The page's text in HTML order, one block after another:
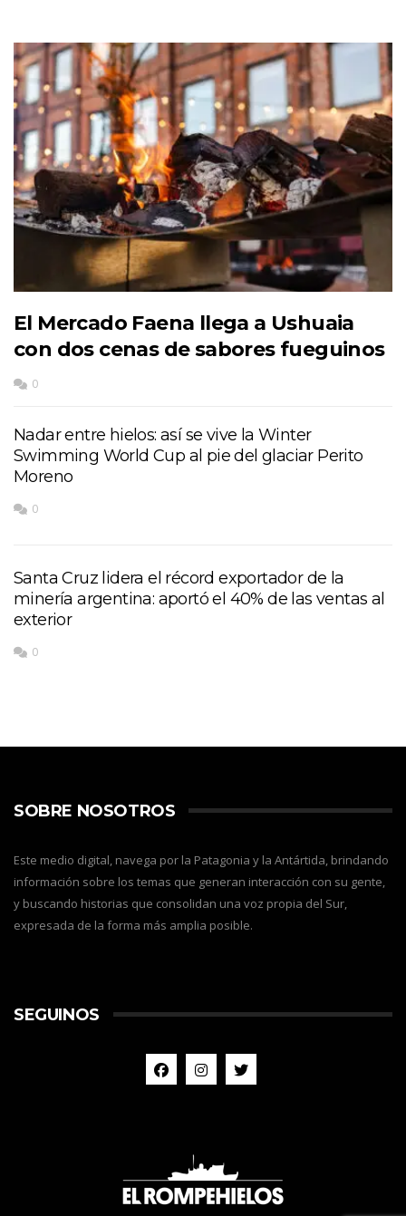
El Mercado Faena llega a Ushuaia
con dos cenas de sabores fueguinos
0
Nadar entre hielos: así se vive la Winter
Swimming World Cup al pie del glaciar Perito
Moreno
0
Santa Cruz lidera el récord exportador de la
minería argentina: aportó el 40% de las ventas al
exterior
0
SOBRE NOSOTROS
Este medio digital, navega por la Patagonia y la Antártida, brindando
información sobre los temas que generan interacción con su gente,
y buscando historias que consolidan una voz propia del Sur,
expresada de la forma más amplia posible.
SEGUINOS